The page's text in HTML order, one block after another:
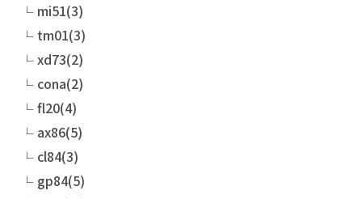
mi51(3)
tm01(3)
xd73(2)
cona(2)
fl20(4)
ax86(5)
cl84(3)
gp84(5)